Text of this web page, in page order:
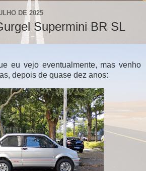
DE 2025
Supermini BR SL
eu vejo eventualmente, mas venho
depois de quase dez anos: